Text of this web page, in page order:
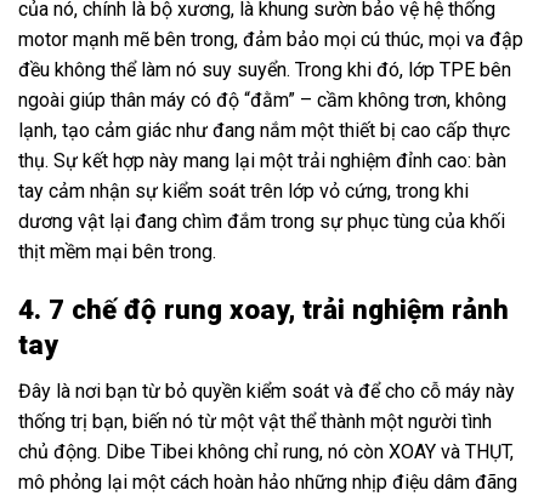
của nó, chính là bộ xương, là khung sườn bảo vệ hệ thống
motor mạnh mẽ bên trong, đảm bảo mọi cú thúc, mọi va đập
đều không thể làm nó suy suyển. Trong khi đó, lớp TPE bên
ngoài giúp thân máy có độ “đằm” – cầm không trơn, không
lạnh, tạo cảm giác như đang nắm một thiết bị cao cấp thực
thụ. Sự kết hợp này mang lại một trải nghiệm đỉnh cao: bàn
tay cảm nhận sự kiểm soát trên lớp vỏ cứng, trong khi
dương vật lại đang chìm đắm trong sự phục tùng của khối
thịt mềm mại bên trong.
4. 7 chế độ rung xoay, trải nghiệm rảnh
tay
Đây là nơi bạn từ bỏ quyền kiểm soát và để cho cỗ máy này
thống trị bạn, biến nó từ một vật thể thành một người tình
chủ động. Dibe Tibei không chỉ rung, nó còn XOAY và THỤT,
mô phỏng lại một cách hoàn hảo những nhịp điệu dâm đãng